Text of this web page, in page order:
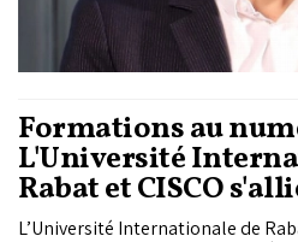
compétences que l’IA ne peut
considérée comme un partenaire
comme un recours facile pour
Formations au
L'Université
Rabat et CISCO
L’Université Internationale de